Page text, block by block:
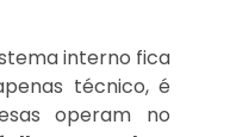
interno fica
técnico, é
operam no